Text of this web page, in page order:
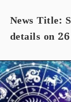
News Title:
details on